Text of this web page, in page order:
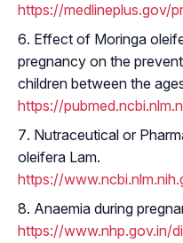
https://medlineplus.gov/
Effect of Moringa
pregnancy on the
children between the
https://
Nutraceutical or
oleifera Lam.
https://
Anaemia during
https://www.nhp.gov.in/